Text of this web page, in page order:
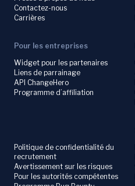
Contactez-nous
Carrières
Pour les entreprises
Widget pour les partenaires
Liens de parrainage
API ChangeHero
Programme d’affiliation
Politique de confidentialité du
recrutement
Avertissement sur les risques
Pour les autorités compétentes